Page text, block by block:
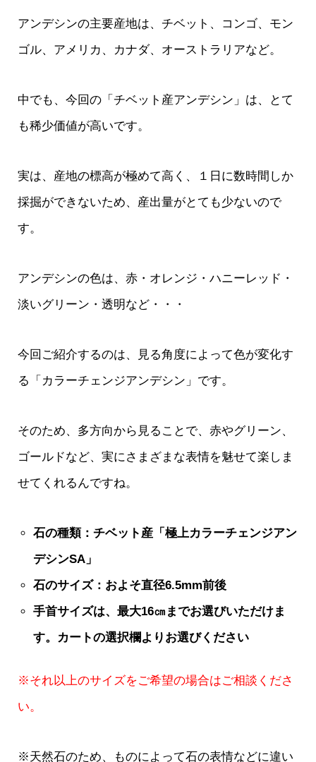
アンデシンの主要産地は、チベット、コンゴ、モン
ゴル、アメリカ、カナダ、オーストラリアなど。
中でも、今回の「チベット産アンデシン」は、とて
も稀少価値が高いです。
実は、産地の標高が極めて高く、１日に数時間しか
採掘ができないため、産出量がとても少ないので
す。
アンデシンの色は、赤・オレンジ・ハニーレッド・
淡いグリーン・透明など・・・
今回ご紹介するのは、見る角度によって色が変化す
る「カラーチェンジアンデシン」です。
そのため、多方向から見ることで、赤やグリーン、
ゴールドなど、実にさまざまな表情を魅せて楽しま
せてくれるんですね。
石の種類：チベット産「極上カラーチェンジアン
デシンSA」
石のサイズ：およそ直径6.5mm前後
手首サイズは、最大16㎝までお選びいただけま
す。カートの選択欄よりお選びください
※それ以上のサイズをご希望の場合はご相談くださ
い。
※天然石のため、ものによって石の表情などに違い